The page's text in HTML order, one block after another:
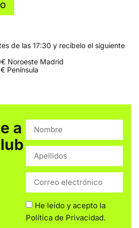
de las 17:30 y recíbelo el siguiente
Noroeste Madrid
Península
a
He leído y acepto la
Política de Privacidad.